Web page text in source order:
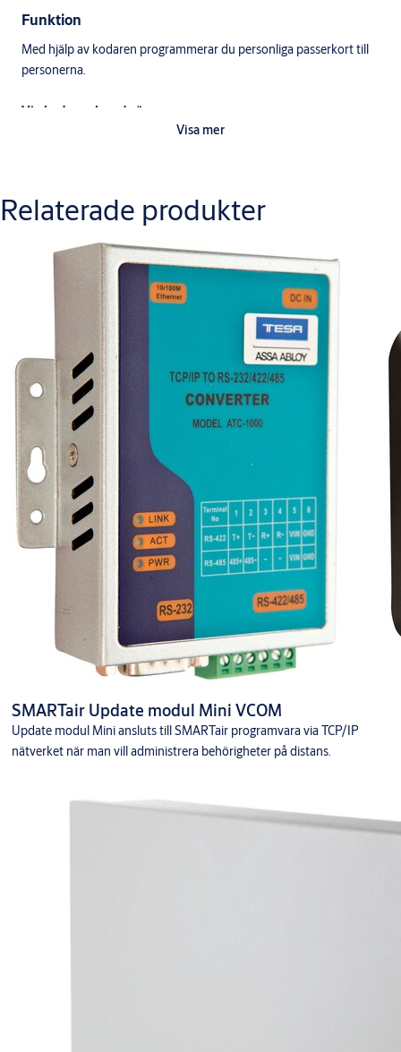
Funktion
Med hjälp av kodaren programmerar du personliga passerkort till
personerna.
Via kodaren kan du även:
Läsa ut information från MIFARE kort/tagg
Visa mer
Relaterade produkter
SMARTair Update modul Mini VCOM
Update modul Mini ansluts till SMARTair programvara via TCP/IP
nätverket när man vill administrera behörigheter på distans.